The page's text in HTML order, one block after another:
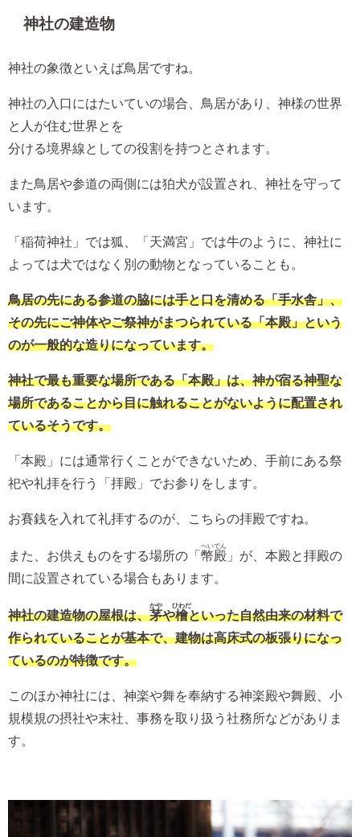
神社の建造物
神社の象徴といえば鳥居ですね。
神社の入口にはたいていの場合、鳥居があり、神様の世界
と人が住む世界とを
分ける境界線としての役割を持つとされます。
また鳥居や参道の両側には狛犬が設置され、神社を守って
います。
「稲荷神社」では狐、「天満宮」では牛のように、神社に
よっては犬ではなく別の動物となっていることも。
鳥居の先にある参道の脇には手と口を清める「手水舎」、
その先にご神体やご祭神がまつられている「本殿」という
のが一般的な造りになっています。
神社で最も重要な場所である「本殿」は、神が宿る神聖な
場所であることから目に触れることがないように配置され
ているそうです。
「本殿」には通常行くことができないため、手前にある祭
祀や礼拝を行う「拝殿」でお参りをします。
お賽銭を入れて礼拝するのが、こちらの拝殿ですね。
また、お供えものをする場所の「 幣殿
へいでん
」が、本殿と拝殿の
間に設置されている場合もあります。
神社の建造物の屋根は、茅
かや
や檜
ひわだ
といった自然由来の材料で
作られていることが基本で、建物は高床式の板張りになっ
ているのが特徴です。
このほか神社には、神楽や舞を奉納する神楽殿や舞殿、小
規模規の摂社や末社、事務を取り扱う社務所などがありま
す。